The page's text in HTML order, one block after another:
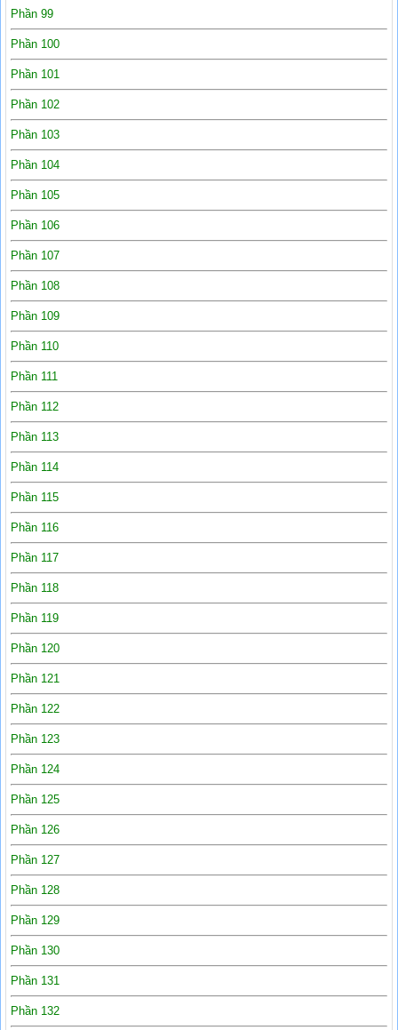
Phần 99
Phần 100
Phần 101
Phần 102
Phần 103
Phần 104
Phần 105
Phần 106
Phần 107
Phần 108
Phần 109
Phần 110
Phần 111
Phần 112
Phần 113
Phần 114
Phần 115
Phần 116
Phần 117
Phần 118
Phần 119
Phần 120
Phần 121
Phần 122
Phần 123
Phần 124
Phần 125
Phần 126
Phần 127
Phần 128
Phần 129
Phần 130
Phần 131
Phần 132